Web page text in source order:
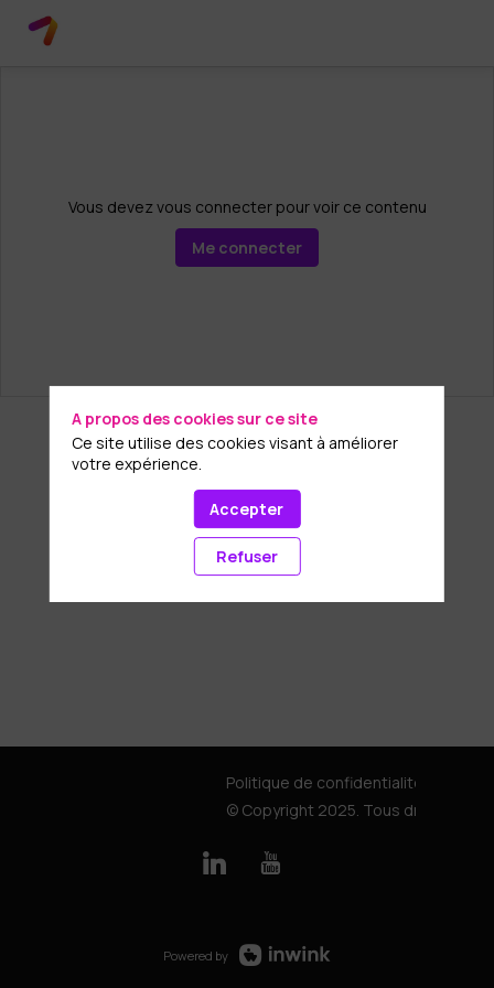
Vous devez vous connecter pour voir ce contenu
Me connecter
Politique de confidentialité
© Copyright 2025. Tous droits
Powered by
A propos des cookies sur ce site
Ce site utilise des cookies visant à améliorer
votre expérience.
Accepter
Refuser